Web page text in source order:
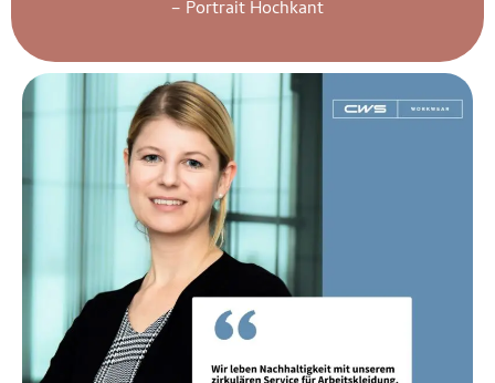
– Portrait Hochkant